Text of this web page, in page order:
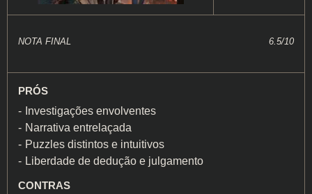
NOTA FINAL 6.5/10
PRÓS
Investigações envolventes
Narrativa entrelaçada
Puzzles distintos e intuitivos
Liberdade de dedução e julgamento
CONTRAS